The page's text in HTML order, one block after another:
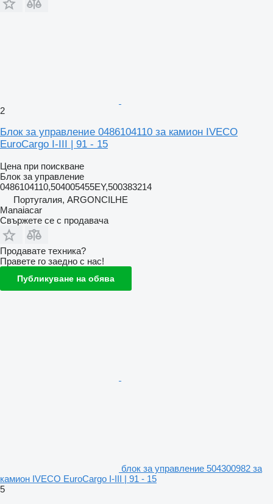
2
Блок за управление 0486104110 за камион IVECO
EuroCargo I-III | 91 - 15
Цена при поискване
Блок за управление
0486104110,504005455EY,500383214
Португалия, ARGONCILHE
Manaiacar
Свържете се с продавача
Продавате техника?
Правете го заедно с нас!
Публикуване на обява
блок за управление 504300982 за
камион IVECO EuroCargo I-III | 91 - 15
5